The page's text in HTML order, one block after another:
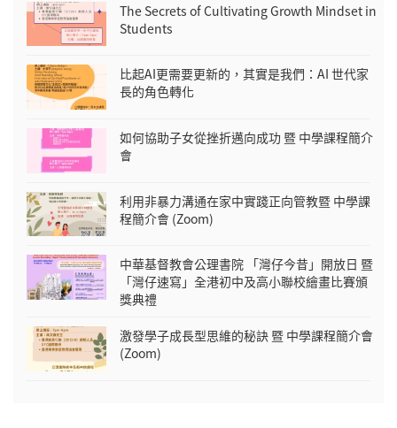
The Secrets of Cultivating Growth Mindset in
Students
比起AI更需要更新的，其實是我們：AI 世代家
長的角色轉化
如何協助子女從挫折邁向成功 暨 中學課程簡介
會
利用非暴力溝通在家中實踐正向管教暨 中學課
程簡介會 (Zoom)
中華基督教會公理書院 「灣仔今昔」開放日 暨
「灣仔速寫」全港初中及高小聯校繪畫比賽頒
獎典禮
激發學子成長型思維的秘訣 暨 中學課程簡介會
(Zoom)